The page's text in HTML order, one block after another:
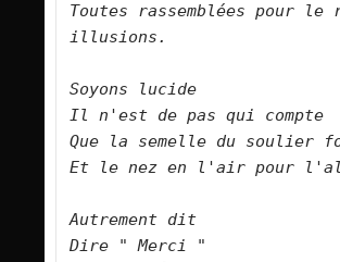
Toutes rassemblées pour le
illusions.
Soyons lucide
Il n'est de pas qui
Que la semelle du
Et le nez en l'air pour
Autrement dit
Dire " Merci "